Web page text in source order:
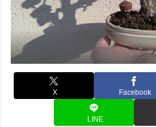
X Facebook
LINE